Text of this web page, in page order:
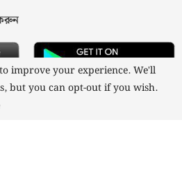
improve your experience. We'll
but you can opt-out if you wish.